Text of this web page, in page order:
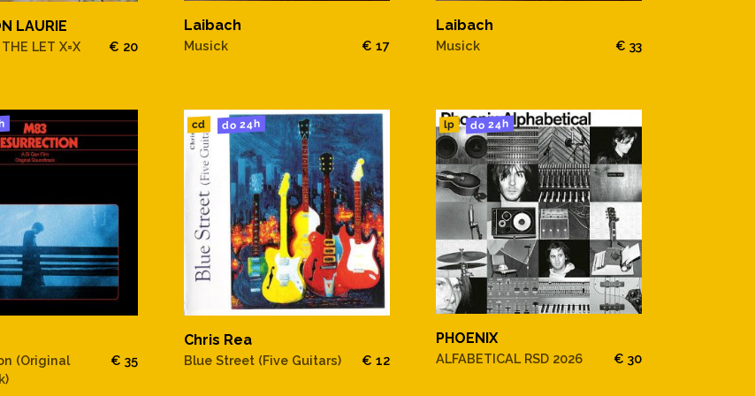
LAURIE
LET X=X
€ 20
Laibach
Musick € 17
Laibach
Musick € 33
(Original
€ 35
cd do 24h
Chris Rea
Blue Street (Five Guitars) € 12
lp do 24h
PHOENIX
ALFABETICAL RSD 2026 € 30